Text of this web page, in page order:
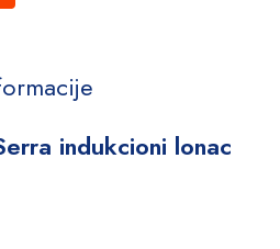
indukcioni lonac